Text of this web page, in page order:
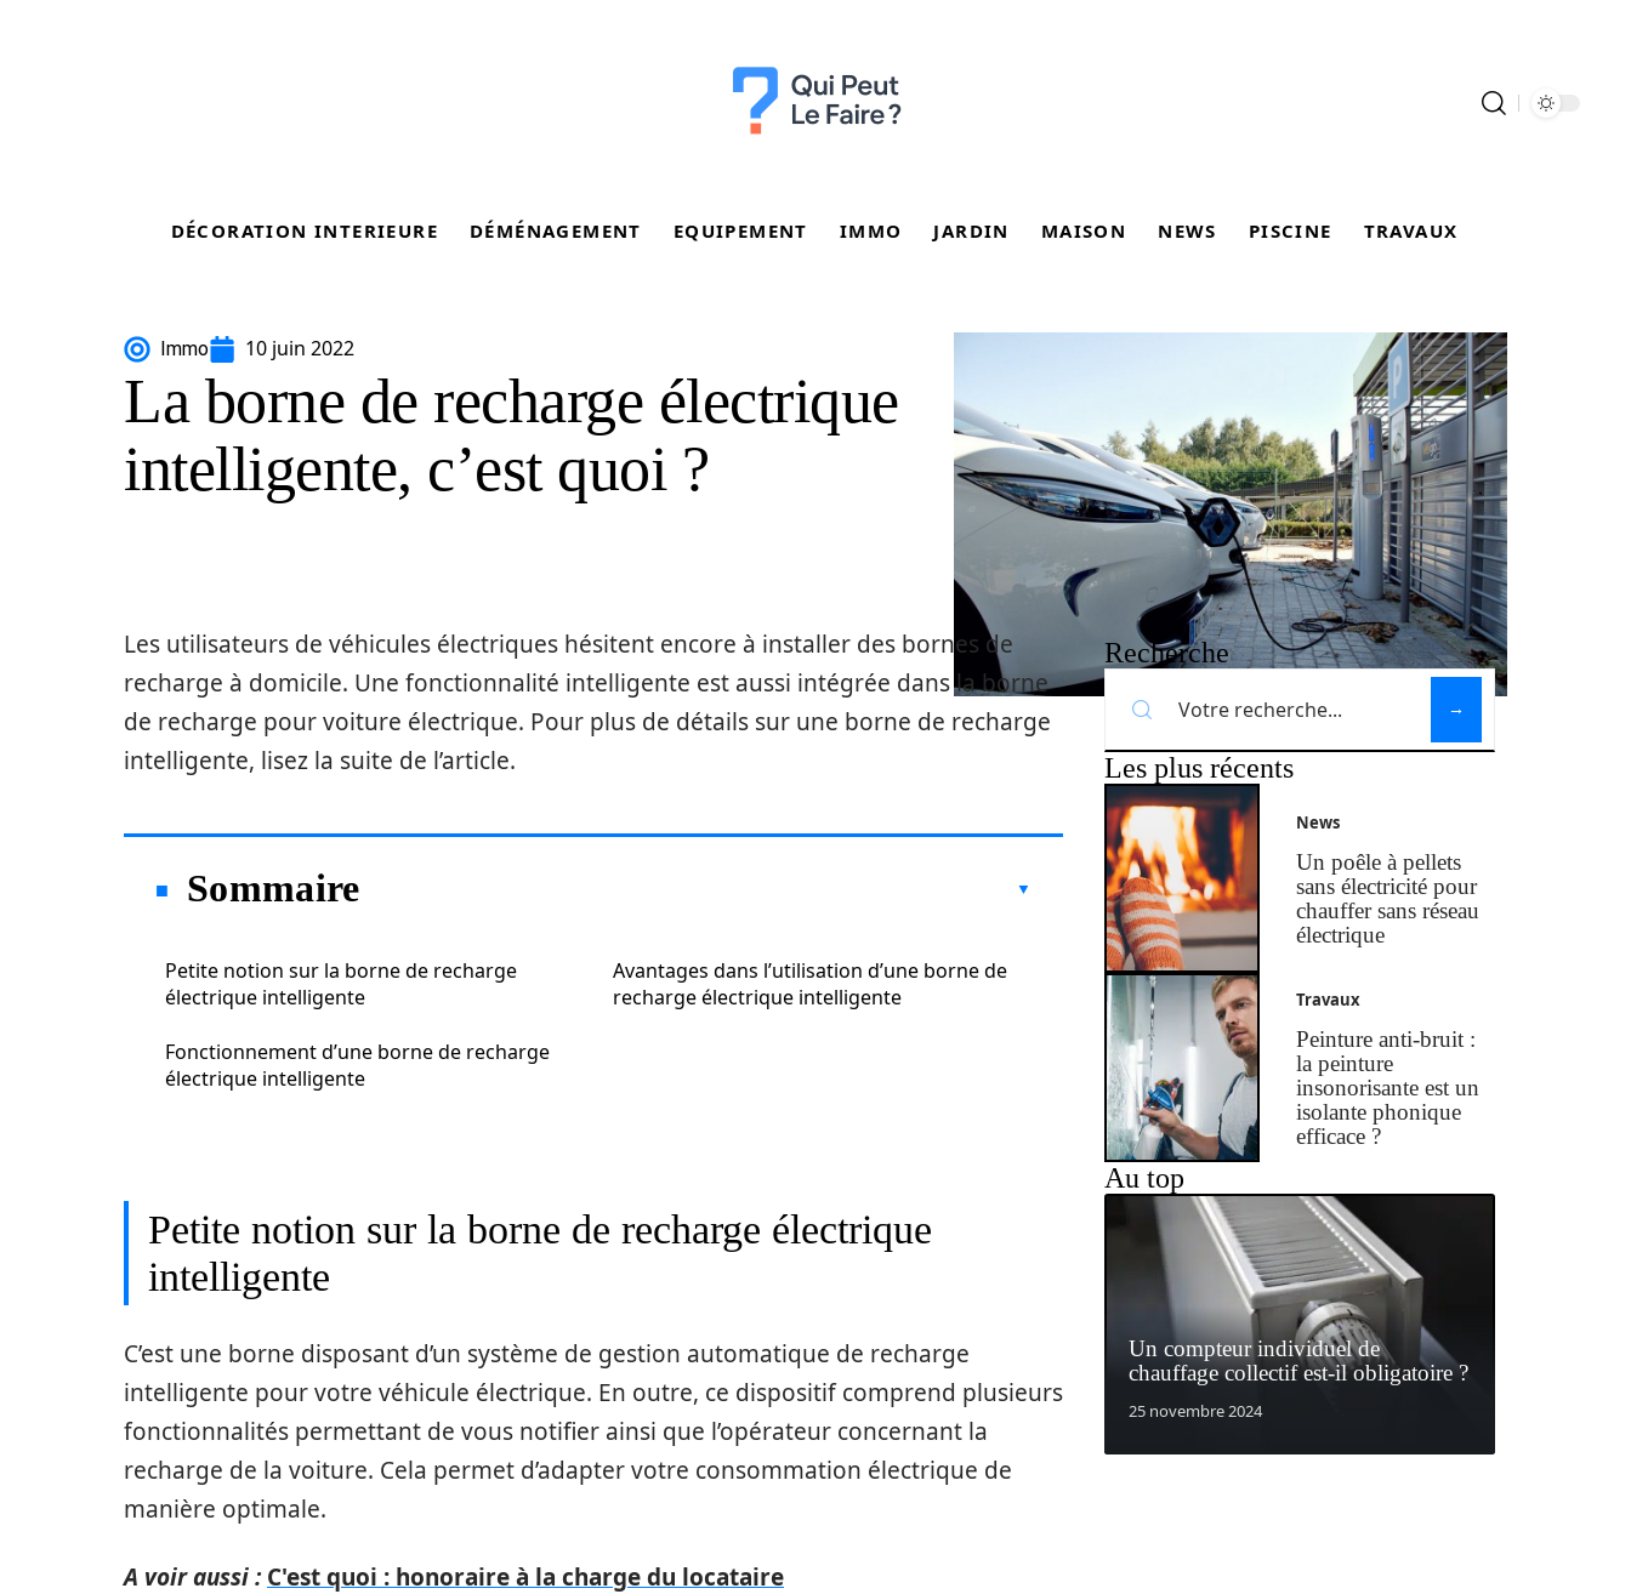
DÉCORATION INTERIEURE DÉMÉNAGEMENT EQUIPEMENT IMMO JARDIN MAISON NEWS PISCINE TRAVAUX
Immo 10 juin 2022
La borne de recharge électrique
intelligente, c’est quoi ?
Les utilisateurs de véhicules électriques hésitent encore à installer des bornes de
recharge à domicile. Une fonctionnalité intelligente est aussi intégrée dans la borne
de recharge pour voiture électrique. Pour plus de détails sur une borne de recharge
intelligente, lisez la suite de l’article.
Sommaire
Petite notion sur la borne de recharge
électrique intelligente
Fonctionnement d’une borne de recharge
électrique intelligente
Avantages dans l’utilisation d’une borne de
recharge électrique intelligente
Petite notion sur la borne de recharge électrique
intelligente
C’est une borne disposant d’un système de gestion automatique de recharge
intelligente pour votre véhicule électrique. En outre, ce dispositif comprend plusieurs
fonctionnalités permettant de vous notifier ainsi que l’opérateur concernant la
recharge de la voiture. Cela permet d’adapter votre consommation électrique de
manière optimale.
A voir aussi : C'est quoi : honoraire à la charge du locataire
Recherche
Les plus récents
News
Un poêle à pellets
sans électricité pour
chauffer sans réseau
électrique
Travaux
Peinture anti-bruit :
la peinture
insonorisante est un
isolante phonique
efficace ?
Au top
Un compteur individuel de
chauffage collectif est-il obligatoire ?
25 novembre 2024